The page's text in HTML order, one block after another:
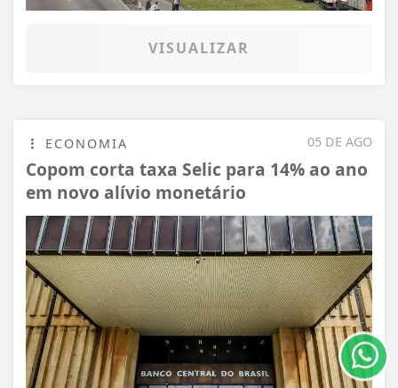
VISUALIZAR
05 DE AGO
ECONOMIA
Copom corta taxa Selic para 14% ao ano
em novo alívio monetário
Termos de Uso e Privacidade
Esse site utiliza cookies para melhorar sua
experiência de navegação. Ao continuar o acesso,
entendemos que você concorda com nossos Termos
de Uso e Privacidade.
PARA MAIS INFORMAÇÕES,ACESSE NOSSOS TERMOS
CLICANDO AQUI